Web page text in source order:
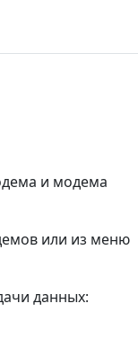
и модема
или из меню
данных: